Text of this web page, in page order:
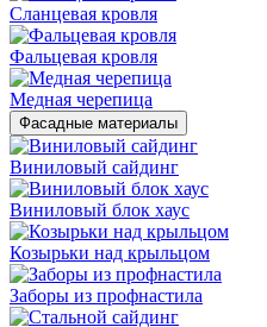
Сланцевая кровля
Фальцевая кровля
Медная черепица
Фасадные материалы
Виниловый сайдинг
Виниловый блок хаус
Козырьки над крыльцом
Заборы из профнастила